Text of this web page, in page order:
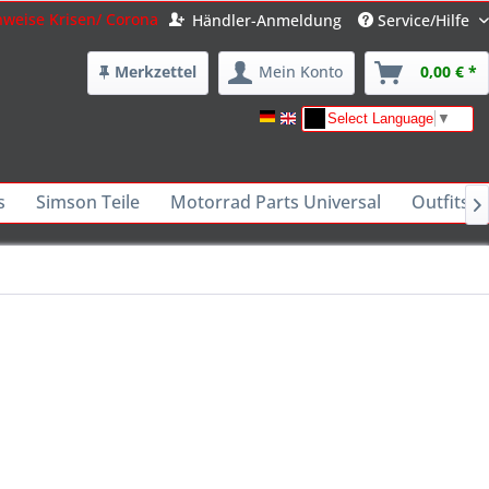
Krisen/ Corona Händler-Anmeldung Service/Hilfe
Merkzettel Mein Konto 0,00 € *
Select Language ▼
Simson Teile Motorrad Parts Universal Outfits -